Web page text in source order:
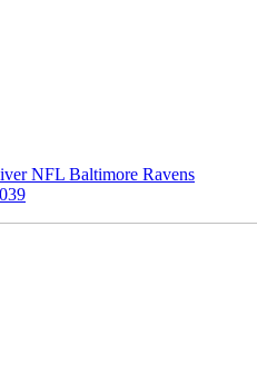
NFL Baltimore Ravens